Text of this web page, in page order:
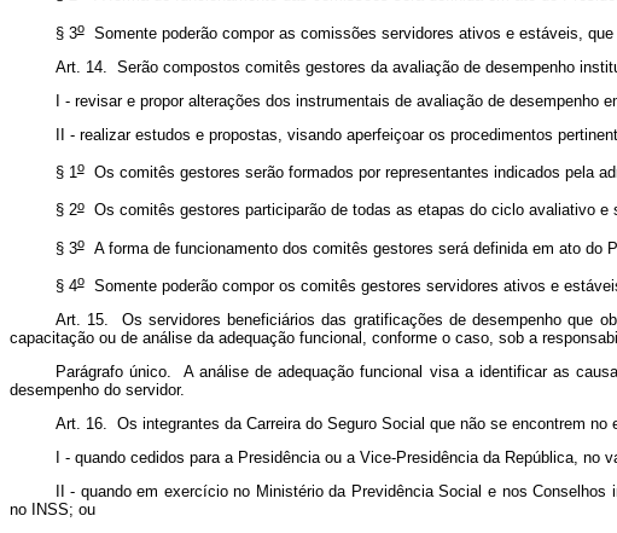
§ 3oSomente poderão compor as comissões servidores ativos e estáveis,
Art. 14. Serão compostos comitês gestores da avaliação de desempenho
I - revisar e propor alterações dos instrumentais de avaliação de desempenho
II - realizar estudos e propostas, visando aperfeiçoar os procedimentos
§ 1oOs comitês gestores serão formados por representantes indicados pela
§ 2oOs comitês gestores participarão de todas as etapas do ciclo avaliativo
§ 3oA forma de funcionamento dos comitês gestores será definida em ato do
§ 4oSomente poderão compor os comitês gestores servidores ativos e
Art. 15. Os servidores beneficiários das gratificações de desempenho que
capacitação ou de análise da adequação funcional, conforme o caso, sob a
Parágrafo único. A análise de adequação funcional visa a identificar as
desempenho do servidor.
Art. 16. Os integrantes da Carreira do Seguro Social que não se encontrem
I - quando cedidos para a Presidência ou a Vice-Presidência da República,
II - quando em exercício no Ministério da Previdência Social e nos
no INSS; ou